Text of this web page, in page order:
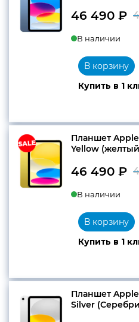
46 490 ₽
В наличии
Купить в 1
В корзину
Планшет Apple
Yellow
46 490 ₽
В наличии
Купить в 1
В корзину
Планшет Apple
Silver
Согласен c
+7 812
(c 10:00 до
выходных)